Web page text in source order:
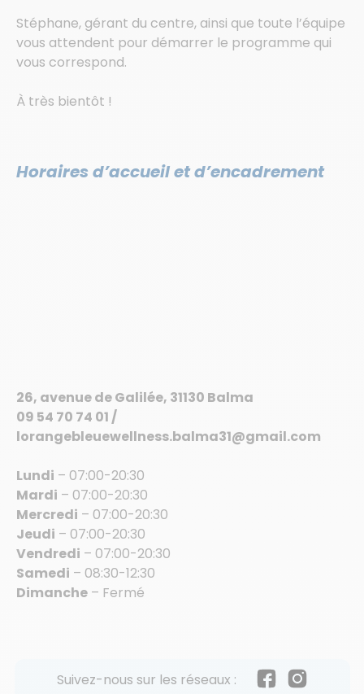
Stéphane, gérant du centre, ainsi que toute l’équipe
vous attendent pour démarrer le programme qui
vous correspond.
À très bientôt !
Horaires d’accueil et d’encadrement
26, avenue de Galilée, 31130 Balma
09 54 70 74 01 /
lorangebleuewellness.balma31@gmail.com
Lundi – 07:00-20:30
Mardi – 07:00-20:30
Mercredi – 07:00-20:30
Jeudi – 07:00-20:30
Vendredi – 07:00-20:30
Samedi – 08:30-12:30
Dimanche – Fermé
Suivez-nous sur les réseaux :